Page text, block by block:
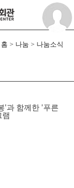
홈 > 나눔 > 나눔소식
'과 함께한 '푸른